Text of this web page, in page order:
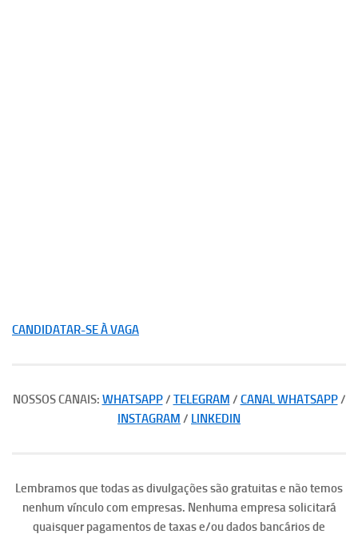
CANDIDATAR-SE À VAGA
NOSSOS CANAIS: WHATSAPP/ TELEGRAM / CANAL WHATSAPP/
INSTAGRAM / LINKEDIN
Lembramos que todas as divulgações são gratuitas e não temos
nenhum vínculo com empresas. Nenhuma empresa solicitará
quaisquer pagamentos de taxas e/ou dados bancários de